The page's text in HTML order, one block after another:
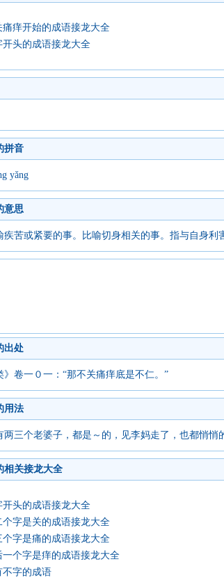
痛痒开始的成语接龙大全
开头的成语接龙大全
拼音
yǎng
意思
疾苦或紧要的事。比喻切身相关的事。指与自身利
出处
》卷一０一：“那不关痛痒底是不仁。”
用法
两三个老婆子，都是～的，见李妈走了，也都悄
相关接龙大全
开头的成语接龙大全
个字是关的成语接龙大全
个字是痛的成语接龙大全
一个字是痒的成语接龙大全
不字的成语